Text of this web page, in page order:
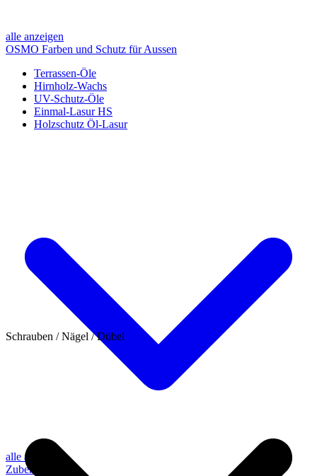
alle anzeigen
OSMO Farben und Schutz für Aussen
Terrassen-Öle
Hirnholz-Wachs
UV-Schutz-Öle
Einmal-Lasur HS
Holzschutz Öl-Lasur
alle anzeigen
Zubehör
Schrauben / Nägel / Dübel